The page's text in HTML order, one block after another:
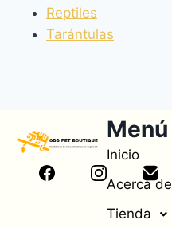
Reptiles
Tarántulas
Menú
Inicio
Acerca de
Tienda